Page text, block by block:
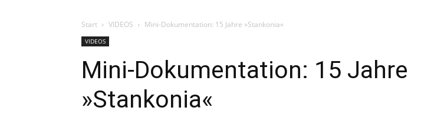
Start VIDEOS Mini-Dokumentation: 15 Jahre »Stankonia«
VIDEOS
Mini-Dokumentation: 15 Jahre
»Stankonia«